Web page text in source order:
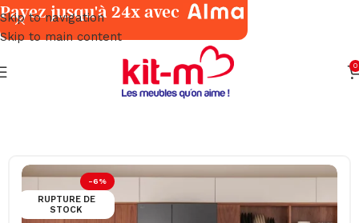
Skip to navigation
Skip to main content
0
Électroménager Réfrigérateurs
-6%
RUPTURE DE
STOCK
Payez jusqu'à 24x avec